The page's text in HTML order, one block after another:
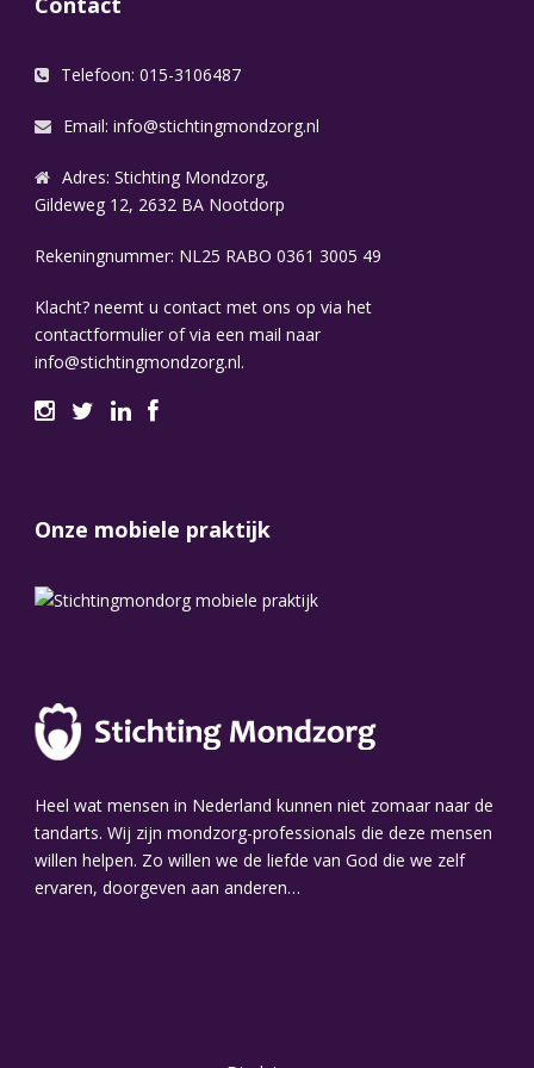
Telefoon: 015-3106487
Email: info@stichtingmondzorg.nl
Adres: Stichting Mondzorg,
Gildeweg 12, 2632 BA Nootdorp
Rekeningnummer: NL25 RABO 0361 3005 49
Klacht? neemt u contact met ons op via het
contactformulier of via een mail naar
info@stichtingmondzorg.nl.
Onze mobiele praktijk
Heel wat mensen in Nederland kunnen niet zomaar naar de
tandarts. Wij zijn mondzorg-professionals die deze mensen
willen helpen. Zo willen we de liefde van God die we zelf
ervaren, doorgeven aan anderen…